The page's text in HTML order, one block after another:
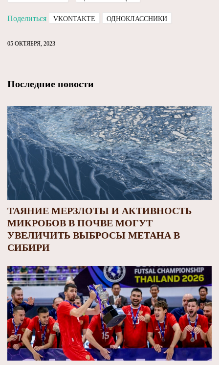
Поделиться VKONTAKTE ОДНОКЛАССНИКИ
05 ОКТЯБРЯ, 2023
Последние новости
ТАЯНИЕ МЕРЗЛОТЫ И АКТИВНОСТЬ
МИКРОБОВ В ПОЧВЕ МОГУТ
УВЕЛИЧИТЬ ВЫБРОСЫ МЕТАНА В
СИБИРИ